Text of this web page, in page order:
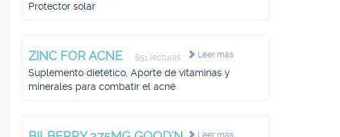
Protector solar
Leer más
ZINC FOR ACNE 851 lecturas
Suplemento dietético, Aporte de vitaminas y
minerales para combatir el acné
Leer más